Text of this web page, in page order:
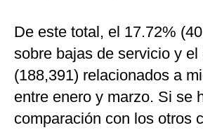
De este total, el 17.72%
sobre bajas de servicio y el
(188,391) relacionados a
entre enero y marzo. Si se
comparación con los otros